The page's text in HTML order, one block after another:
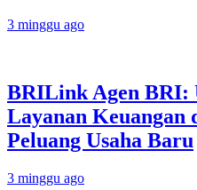
3 minggu ago
BRILink Agen BRI:
Layanan Keuangan
Peluang Usaha Baru
3 minggu ago